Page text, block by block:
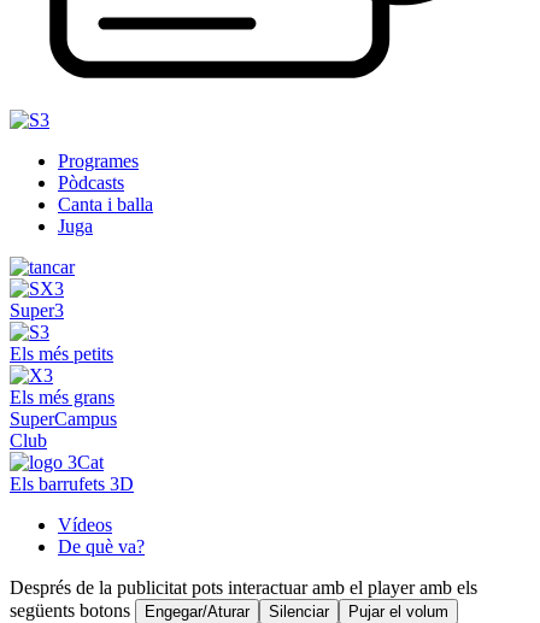
Programes
Pòdcasts
Canta i balla
Juga
Super3
Els més petits
Els més grans
SuperCampus
Club
Els barrufets 3D
Vídeos
De què va?
Després de la publicitat pots interactuar amb el player amb els
següents botons
Engegar/Aturar Silenciar
Pujar el volum